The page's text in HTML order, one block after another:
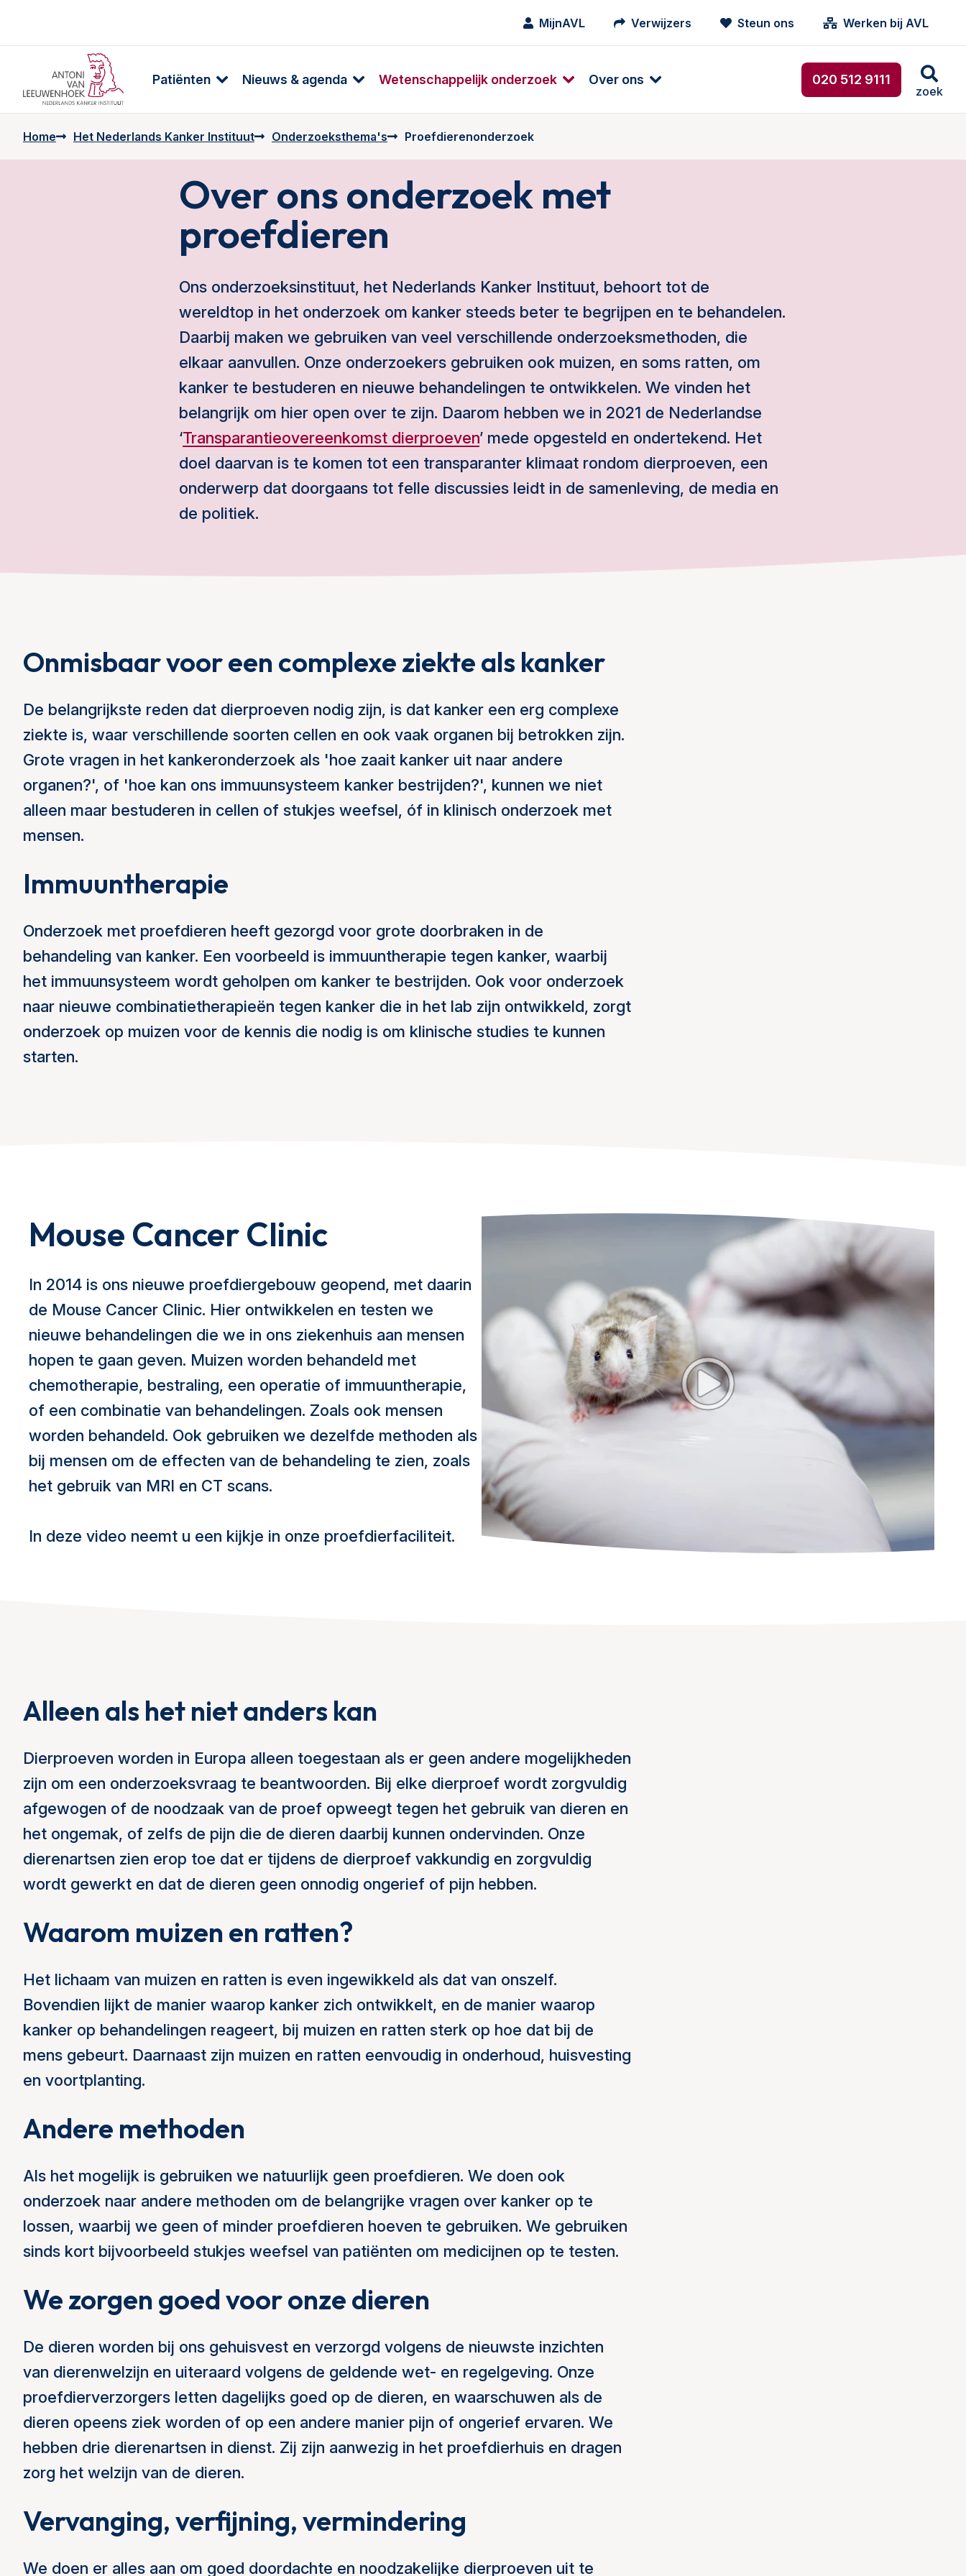
MijnAVL Verwijzers Steun ons Werken bij AVL
Patiënten Nieuws & agenda Wetenschappelijk onderzoek Over ons 020 512 9111
zoek
Home Het Nederlands Kanker Instituut Onderzoeksthema's Proefdierenonderzoek
Over ons onderzoek met
proefdieren
Ons onderzoeksinstituut, het Nederlands Kanker Instituut, behoort tot de
wereldtop in het onderzoek om kanker steeds beter te begrijpen en te behandelen.
Daarbij maken we gebruiken van veel verschillende onderzoeksmethoden, die
elkaar aanvullen. Onze onderzoekers gebruiken ook muizen, en soms ratten, om
kanker te bestuderen en nieuwe behandelingen te ontwikkelen. We vinden het
belangrijk om hier open over te zijn. Daarom hebben we in 2021 de Nederlandse
‘Transparantieovereenkomst dierproeven’ mede opgesteld en ondertekend. Het
doel daarvan is te komen tot een transparanter klimaat rondom dierproeven, een
onderwerp dat doorgaans tot felle discussies leidt in de samenleving, de media en
de politiek.
Onmisbaar voor een complexe ziekte als kanker
De belangrijkste reden dat dierproeven nodig zijn, is dat kanker een erg complexe
ziekte is, waar verschillende soorten cellen en ook vaak organen bij betrokken zijn.
Grote vragen in het kankeronderzoek als 'hoe zaait kanker uit naar andere
organen?', of 'hoe kan ons immuunsysteem kanker bestrijden?', kunnen we niet
alleen maar bestuderen in cellen of stukjes weefsel, óf in klinisch onderzoek met
mensen.
Immuuntherapie
Onderzoek met proefdieren heeft gezorgd voor grote doorbraken in de
behandeling van kanker. Een voorbeeld is immuuntherapie tegen kanker, waarbij
het immuunsysteem wordt geholpen om kanker te bestrijden. Ook voor onderzoek
naar nieuwe combinatietherapieën tegen kanker die in het lab zijn ontwikkeld, zorgt
onderzoek op muizen voor de kennis die nodig is om klinische studies te kunnen
starten.
Mouse Cancer Clinic
In 2014 is ons nieuwe proefdiergebouw geopend, met daarin
de Mouse Cancer Clinic. Hier ontwikkelen en testen we
nieuwe behandelingen die we in ons ziekenhuis aan mensen
hopen te gaan geven. Muizen worden behandeld met
chemotherapie, bestraling, een operatie of immuuntherapie,
of een combinatie van behandelingen. Zoals ook mensen
worden behandeld. Ook gebruiken we dezelfde methoden als
bij mensen om de effecten van de behandeling te zien, zoals
het gebruik van MRI en CT scans.
In deze video neemt u een kijkje in onze proefdierfaciliteit.
Alleen als het niet anders kan
Dierproeven worden in Europa alleen toegestaan als er geen andere mogelijkheden
zijn om een onderzoeksvraag te beantwoorden. Bij elke dierproef wordt zorgvuldig
afgewogen of de noodzaak van de proef opweegt tegen het gebruik van dieren en
het ongemak, of zelfs de pijn die de dieren daarbij kunnen ondervinden. Onze
dierenartsen zien erop toe dat er tijdens de dierproef vakkundig en zorgvuldig
wordt gewerkt en dat de dieren geen onnodig ongerief of pijn hebben.
Waarom muizen en ratten?
Het lichaam van muizen en ratten is even ingewikkeld als dat van onszelf.
Bovendien lijkt de manier waarop kanker zich ontwikkelt, en de manier waarop
kanker op behandelingen reageert, bij muizen en ratten sterk op hoe dat bij de
mens gebeurt. Daarnaast zijn muizen en ratten eenvoudig in onderhoud, huisvesting
en voortplanting.
Andere methoden
Als het mogelijk is gebruiken we natuurlijk geen proefdieren. We doen ook
onderzoek naar andere methoden om de belangrijke vragen over kanker op te
lossen, waarbij we geen of minder proefdieren hoeven te gebruiken. We gebruiken
sinds kort bijvoorbeeld stukjes weefsel van patiënten om medicijnen op te testen.
We zorgen goed voor onze dieren
De dieren worden bij ons gehuisvest en verzorgd volgens de nieuwste inzichten
van dierenwelzijn en uiteraard volgens de geldende wet- en regelgeving. Onze
proefdierverzorgers letten dagelijks goed op de dieren, en waarschuwen als de
dieren opeens ziek worden of op een andere manier pijn of ongerief ervaren. We
hebben drie dierenartsen in dienst. Zij zijn aanwezig in het proefdierhuis en dragen
zorg het welzijn van de dieren.
Vervanging, verfijning, vermindering
We doen er alles aan om goed doordachte en noodzakelijke dierproeven uit te